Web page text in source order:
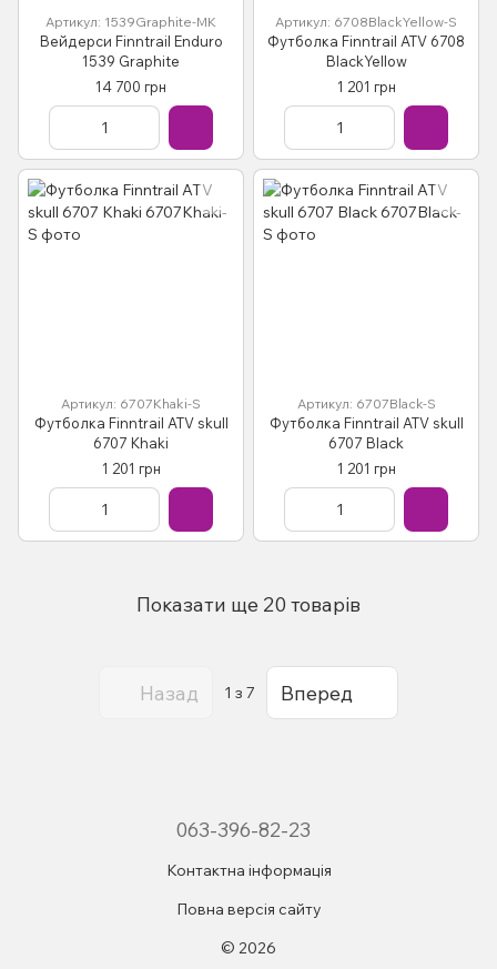
Артикул: 1539Graphite-MK
Вейдерси Finntrail Enduro
1539 Graphite
14 700 грн
Артикул: 6708BlackYellow-S
Футболка Finntrail ATV 6708
BlackYellow
1 201 грн
Артикул: 6707Khaki-S
Футболка Finntrail ATV skull
6707 Khaki
1 201 грн
Артикул: 6707Black-S
Футболка Finntrail ATV skull
6707 Black
1 201 грн
Показати ще 20 товарів
Назад 1 з 7 Вперед
063-396-82-23
Контактна інформація
Повна версія сайту
© 2026